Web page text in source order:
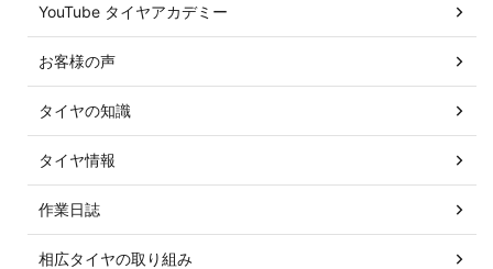
YouTube タイヤアカデミー
お客様の声
タイヤの知識
タイヤ情報
作業日誌
相広タイヤの取り組み